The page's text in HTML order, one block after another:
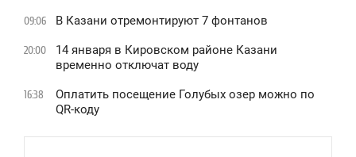
09:06 В Казани отремонтируют 7 фонтанов
20:00
14 января в Кировском районе Казани
временно отключат воду
16:38
Оплатить посещение Голубых озер можно по
QR-коду